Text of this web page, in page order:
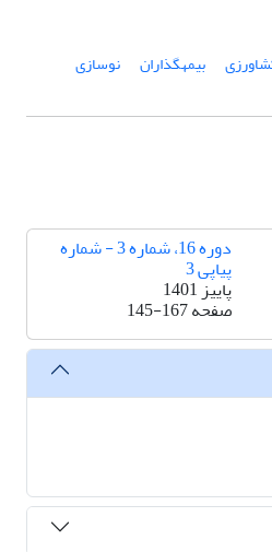
بیمه‎گذاران نوسازی
دوره 16، شماره 3 - شماره
پیاپی 3
پاییز 1401
صفحه145-167